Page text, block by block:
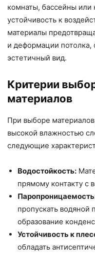
комнаты, бассейны или
устойчивость к
материалы
и деформации потолка,
эстетичный вид.
Критерии
материалов
При выборе
высокой влажностью
следующие
Водостойкость:
прямому контакту с
пропускать водяной
образование
Устойчивость к
обладать